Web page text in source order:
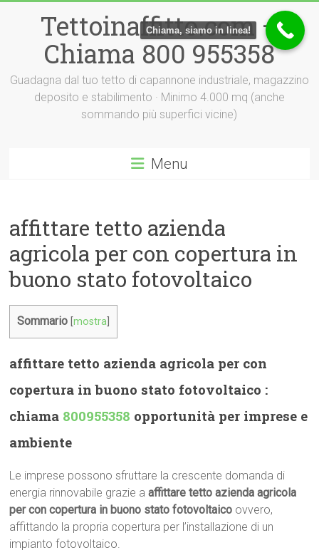
contenutoTettoinaffitto.com –
Chiama 800 955358
Guadagna dal tuo tetto di capannone industriale, magazzino
deposito e stabilimento · Minimo 4.000 mq (anche
sommando più superfici vicine)
Menu
affittare tetto azienda
agricola per con copertura in
buono stato fotovoltaico
Sommario [mostra
affittare tetto azienda agricola per con
copertura in buono stato fotovoltaico :
chiama 800955358 opportunità per imprese e
ambiente
Le imprese possono sfruttare la crescente domanda di
energia rinnovabile grazie aaffittare tetto azienda agricola
per con copertura in buono stato fotovoltaico ovvero,
affittando la propria copertura per l’installazione di un
impianto fotovoltaico.
Chiama, siamo in linea!